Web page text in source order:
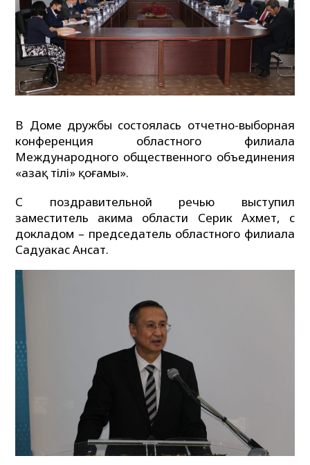
В Доме дружбы состоялась отчетно-выборная
конференция областного филиала
Международного общественного объединения
«Қазақ тілі» қоғамы».
С поздравительной речью выступил
заместитель акима области Серик Ахмет, с
докладом – председатель областного филиала
Садуакас Ансат.